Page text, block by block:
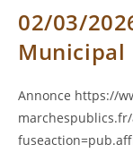
02/03/
Municipal
Annonce https://